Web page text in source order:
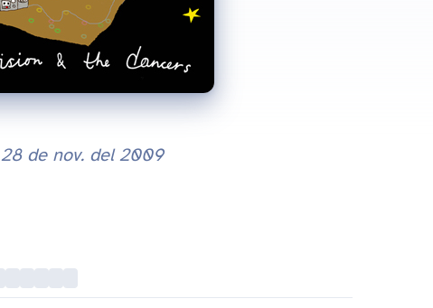
28 de nov. del 2009